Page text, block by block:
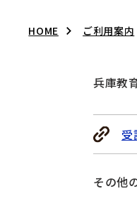
HOME ご利用案内
兵庫教
受
その他